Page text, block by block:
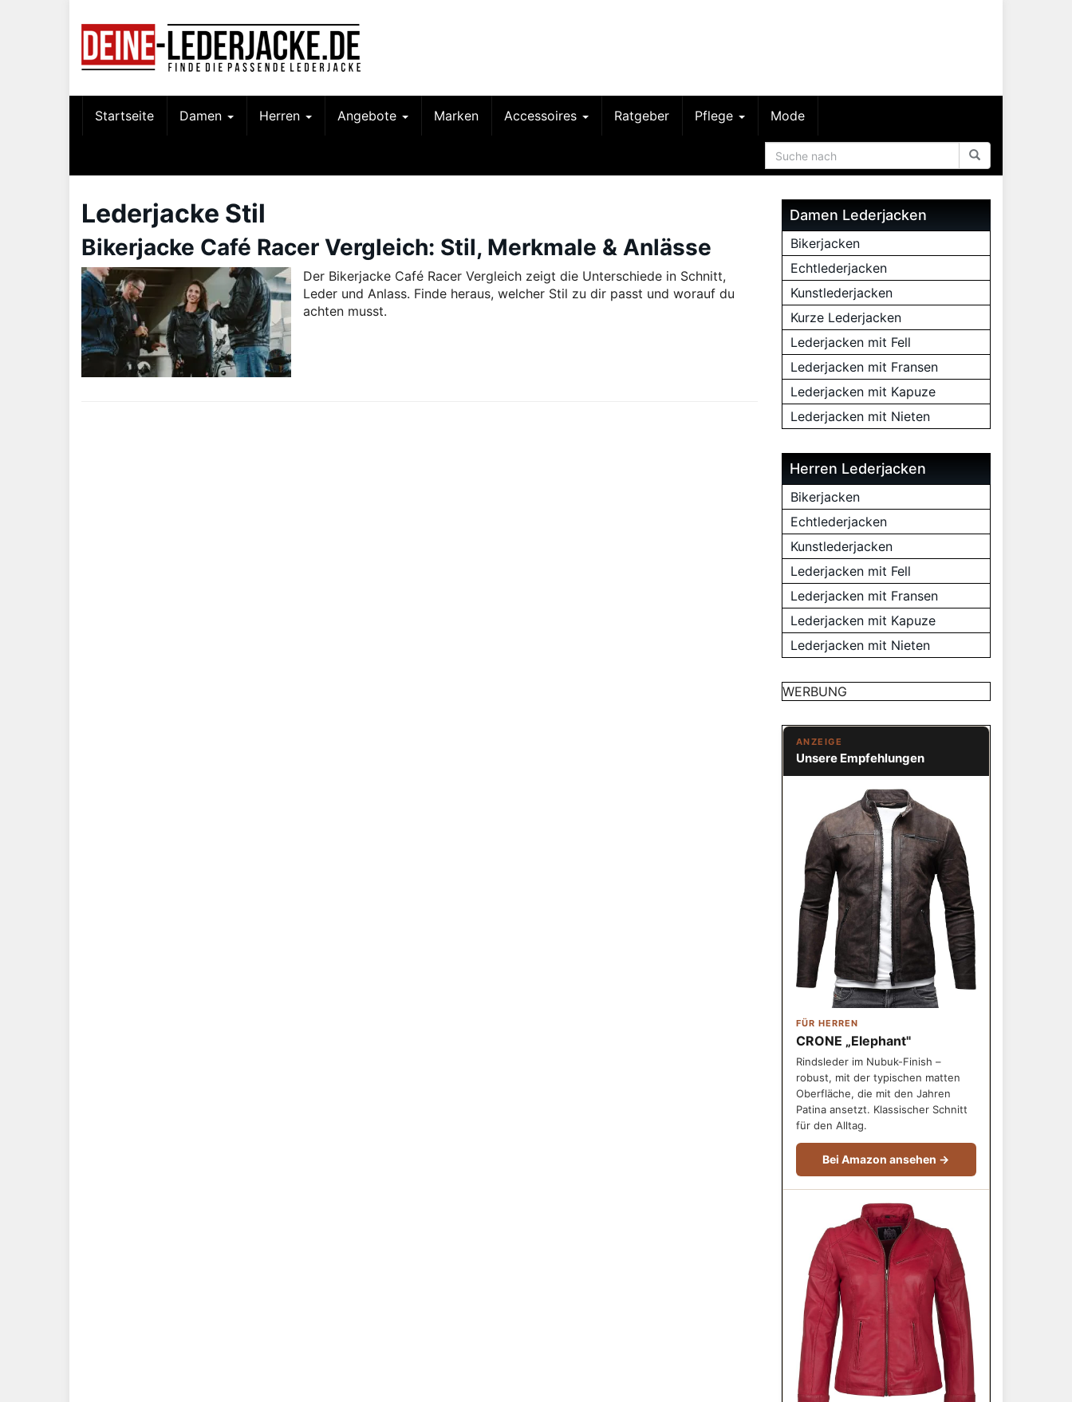
Startseite Damen Herren Angebote Marken Accessoires Ratgeber Pflege Mode
Lederjacke Stil
Bikerjacke Café Racer Vergleich: Stil, Merkmale & Anlässe
Der Bikerjacke Café Racer Vergleich zeigt die Unterschiede in Schnitt,
Leder und Anlass. Finde heraus, welcher Stil zu dir passt und worauf du
achten musst.
Damen Lederjacken
Bikerjacken
Echtlederjacken
Kunstlederjacken
Kurze Lederjacken
Lederjacken mit Fell
Lederjacken mit Fransen
Lederjacken mit Kapuze
Lederjacken mit Nieten
Herren Lederjacken
Bikerjacken
Echtlederjacken
Kunstlederjacken
Lederjacken mit Fell
Lederjacken mit Fransen
Lederjacken mit Kapuze
Lederjacken mit Nieten
WERBUNG
ANZEIGE
Unsere Empfehlungen
FÜR HERREN
CRONE „Elephant"
Rindsleder im Nubuk-Finish –
robust, mit der typischen matten
Oberfläche, die mit den Jahren
Patina ansetzt. Klassischer Schnitt
für den Alltag.
Bei Amazon ansehen →